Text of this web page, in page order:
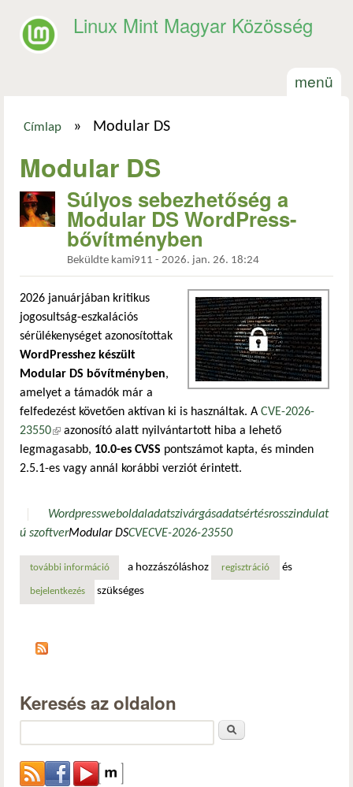
Linux Mint Magyar Közösség
menü
Címlap » Modular DS
Modular DS
Súlyos sebezhetőség a
Modular DS WordPress-
bővítményben
Beküldte kami911 - 2026. jan. 26. 18:24
2026 januárjában kritikus
jogosultság-eszkalációs
sérülékenységet azonosítottak
WordPresshez készült
Modular DS bővítményben,
amelyet a támadók már a
felfedezést követően aktívan ki is használtak. A CVE-2026-
23550(külső hivatkozás)
azonosító alatt nyilvántartott hiba a lehető
legmagasabb, 10.0-es CVSS pontszámot kapta, és minden
2.5.1-es vagy annál korábbi verziót érintett.
Wordpressweboldaladatszivárgásadatsértésrosszindulat
ú szoftverModular DSCVECVE-2026-23550
további információsúlyos sebezhetőség a modular ds wordpress-
a hozzászóláshoz regisztráció és
bejelentkezés szükséges
Keresés az oldalon